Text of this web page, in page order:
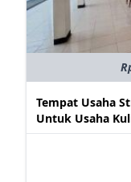
Tempat Usaha
Untuk Usaha